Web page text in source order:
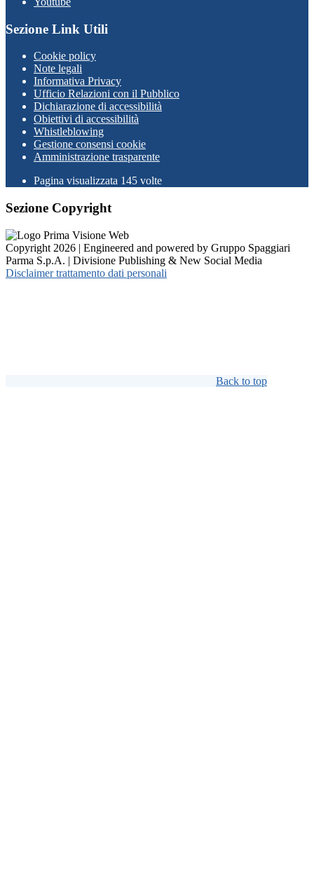
Sezione Link Utili
Cookie policy
Note legali
Informativa Privacy
Ufficio Relazioni con il Pubblico
Dichiarazione di accessibilità
Obiettivi di accessibilità
Whistleblowing
Gestione consensi cookie
Amministrazione trasparente
Pagina visualizzata 145 volte
Sezione Copyright
Copyright 2026 | Engineered and powered by Gruppo Spaggiari
Parma S.p.A. | Divisione Publishing & New Social Media
Disclaimer trattamento dati personali
Back to top